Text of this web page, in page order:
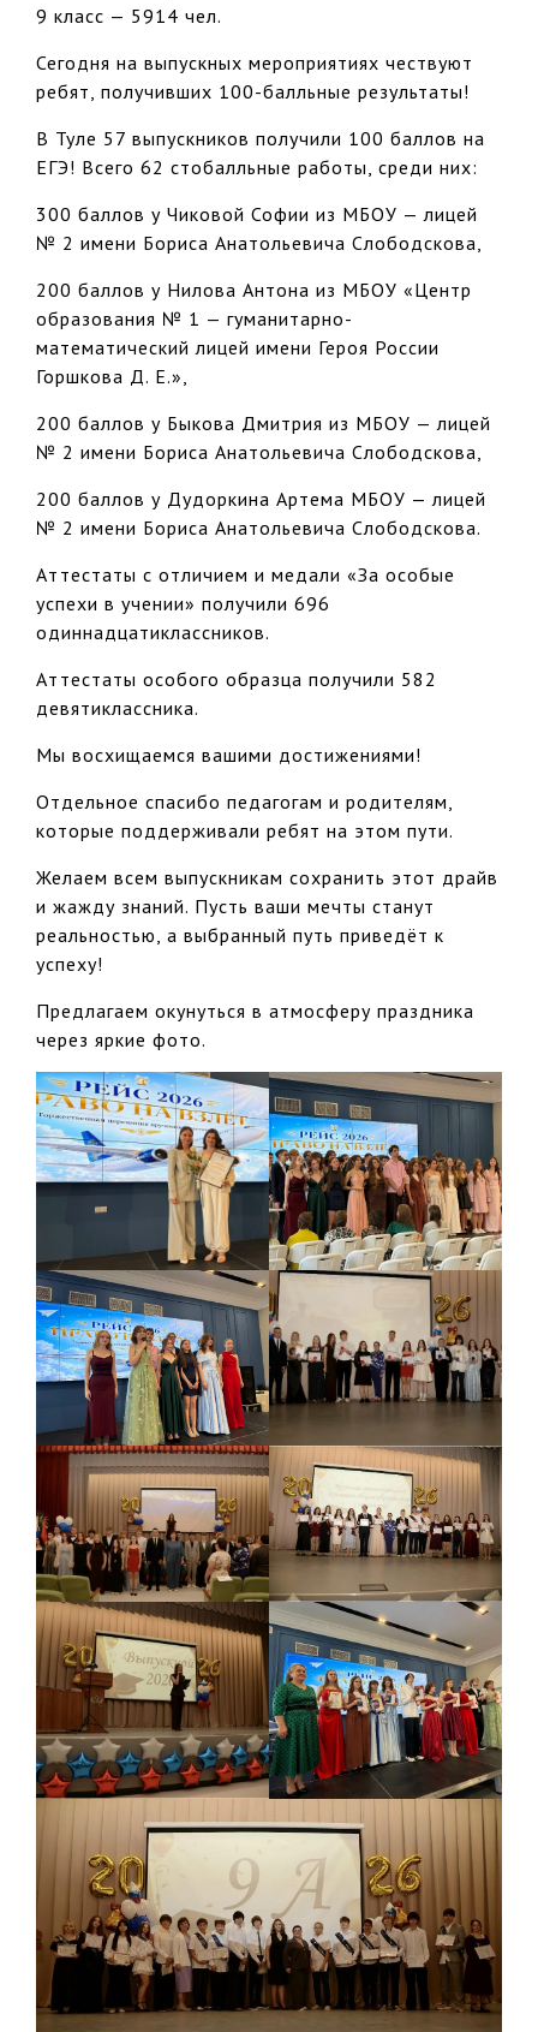
9 класс — 5914 чел.
Сегодня на выпускных мероприятиях чествуют
ребят, получивших 100-балльные результаты!
В Туле 57 выпускников получили 100 баллов на
ЕГЭ! Всего 62 стобалльные работы, среди них:
300 баллов у Чиковой Софии из МБОУ — лицей
№ 2 имени Бориса Анатольевича Слободскова,
200 баллов у Нилова Антона из МБОУ «Центр
образования № 1 — гуманитарно-
математический лицей имени Героя России
Горшкова Д. Е.»,
200 баллов у Быкова Дмитрия из МБОУ — лицей
№ 2 имени Бориса Анатольевича Слободскова,
200 баллов у Дудоркина Артема МБОУ — лицей
№ 2 имени Бориса Анатольевича Слободскова.
Аттестаты с отличием и медали «За особые
успехи в учении» получили 696
одиннадцатиклассников.
Аттестаты особого образца получили 582
девятиклассника.
Мы восхищаемся вашими достижениями!
Отдельное спасибо педагогам и родителям,
которые поддерживали ребят на этом пути.
Желаем всем выпускникам сохранить этот драйв
и жажду знаний. Пусть ваши мечты станут
реальностью, а выбранный путь приведёт к
успеху!
Предлагаем окунуться в атмосферу праздника
через яркие фото.